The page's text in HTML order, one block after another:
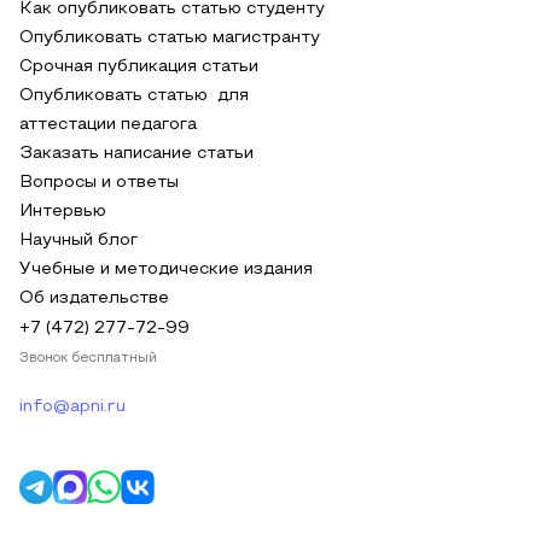
Как опубликовать статью студенту
Опубликовать статью магистранту
Срочная публикация статьи
Опубликовать статью для
аттестации педагога
Заказать написание статьи
Вопросы и ответы
Интервью
Научный блог
Учебные и методические издания
Об издательстве
+7 (472) 277-72-99
Звонок бесплатный
info@apni.ru